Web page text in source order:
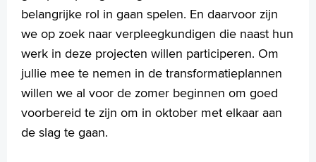
belangrijke rol in gaan spelen. En daarvoor zijn
we op zoek naar verpleegkundigen die naast hun
werk in deze projecten willen participeren. Om
jullie mee te nemen in de transformatieplannen
willen we al voor de zomer beginnen om goed
voorbereid te zijn om in oktober met elkaar aan
de slag te gaan.